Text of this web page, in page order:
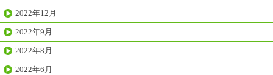
2022年12月
2022年9月
2022年8月
2022年6月